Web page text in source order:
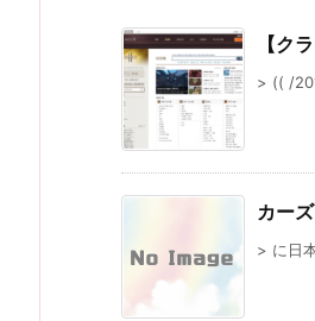
【ク
> (( /
カー
> に日